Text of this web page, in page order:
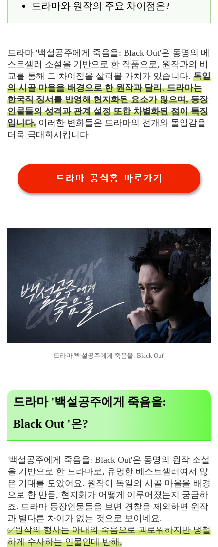
드라마와 원작의 주요 차이점은?
드라마 '백설공주에게 죽음을: Black Out'은 동명의 베
스트셀러 소설을 기반으로 한 작품으로, 원작과의 비
교를 통해 그 차이점을 살펴볼 가치가 있습니다. 독일
의 시골 마을을 배경으로 한 원작과 달리, 드라마는
한국적 정서를 반영해 현지화된 요소가 많으며, 등장
인물들의 성격과 관계 설정 또한 차별화된 점이 특징
입니다. 이러한 변화들은 드라마의 전개와 몰입감을
더욱 극대화시킵니다.
드라마 공식홈 바로가기
드라마 '백설공주에게 죽음을: Black Out'
드라마 '백설공주에게 죽음을:
Black Out '은?
'백설공주에게 죽음을: Black Out'은 동명의 원작 소설
을 기반으로 한 드라마로, 유명한 베스트셀러여서 많
은 기대를 모았어요. 원작이 독일의 시골 마을을 배경
으로 한 만큼, 현지화가 어떻게 이루어졌는지 궁금하
죠. 드라마 등장인물들을 보면 경찰을 제외하면 원작
과 별다른 차이가 없는 것으로 보이네요.
✅원작의 형사는 아내의 죽음으로 괴로워하지만 냉철
하게 수사하는 인물인데 반해,